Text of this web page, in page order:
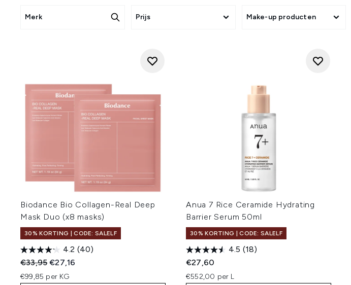
Merk Prijs Make-up producten
Biodance Bio Collagen-Real Deep
Mask Duo (x8 masks)
30% KORTING | CODE: SALELF
4.2 (40)
Recommended Retail Price:
€33,95Huidige prijs:
€27,16
€99,85 per KG
Anua 7 Rice Ceramide Hydrating
Barrier Serum 50ml
30% KORTING | CODE: SALELF
4.5 (18)
€27,60
€552,00 per L